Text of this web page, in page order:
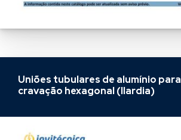
Uniões tubulares de alumínio para
cravação hexagonal (Ilardia)